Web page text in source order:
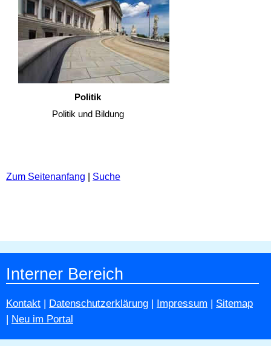
Politik
Politik und Bildung
Zum Seitenanfang Suche
Interner Bereich
Kontakt | Datenschutzerklärung | Impressum | Sitemap
| Neu im Portal